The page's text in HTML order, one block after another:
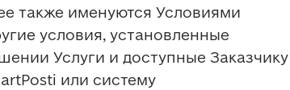
также именуются Условиями
условия, установленные
Услуги и доступные Заказчику
или систему